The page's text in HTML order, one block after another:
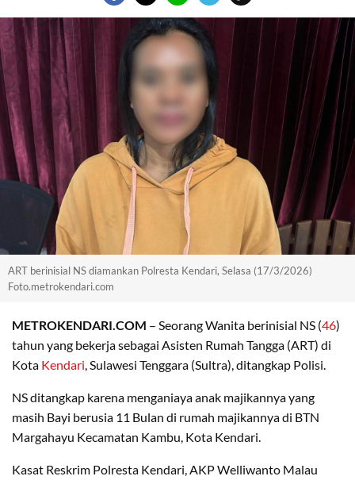
ART berinisial NS diamankan Polresta Kendari, Selasa (17/3/2026)
Foto.metrokendari.com
METROKENDARI.COM – Seorang Wanita berinisial NS (46)
tahun yang bekerja sebagai Asisten Rumah Tangga (ART) di
Kota Kendari , Sulawesi Tenggara (Sultra), ditangkap Polisi.
NS ditangkap karena menganiaya anak majikannya yang
masih Bayi berusia 11 Bulan di rumah majikannya di BTN
Margahayu Kecamatan Kambu, Kota Kendari.
Kasat Reskrim Polresta Kendari, AKP Welliwanto Malau